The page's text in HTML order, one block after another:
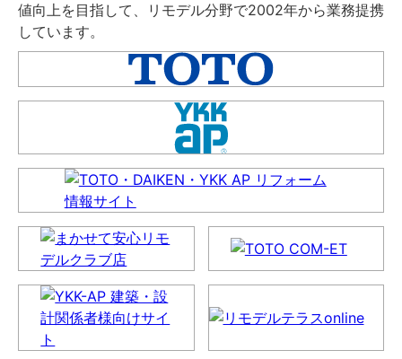
値向上を目指して、リモデル分野で2002年から業務提携
しています。